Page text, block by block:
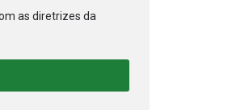
as diretrizes da